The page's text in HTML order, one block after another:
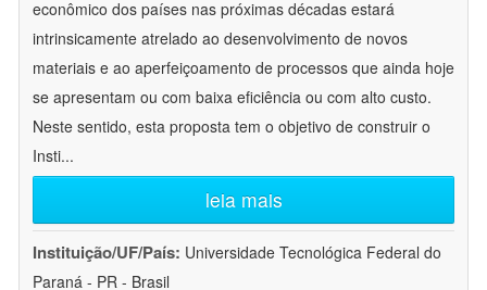
econômico dos países nas próximas décadas estará
intrinsicamente atrelado ao desenvolvimento de novos
materiais e ao aperfeiçoamento de processos que ainda hoje
se apresentam ou com baixa eficiência ou com alto custo.
Neste sentido, esta proposta tem o objetivo de construir o
Insti...
leia mais
Instituição/UF/País: Universidade Tecnológica Federal do
Paraná - PR - Brasil